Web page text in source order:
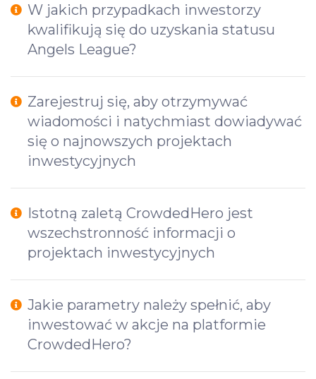
W jakich przypadkach inwestorzy
kwalifikują się do uzyskania statusu
Angels League?
Zarejestruj się, aby otrzymywać
wiadomości i natychmiast dowiadywać
się o najnowszych projektach
inwestycyjnych
Istotną zaletą CrowdedHero jest
wszechstronność informacji o
projektach inwestycyjnych
Jakie parametry należy spełnić, aby
inwestować w akcje na platformie
CrowdedHero?